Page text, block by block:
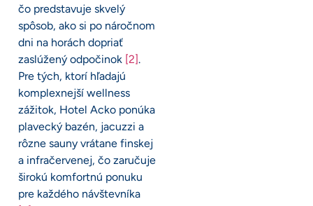
čo predstavuje skvelý
spôsob, ako si po náročnom
dni na horách dopriať
zaslúžený odpočinok [2].
Pre tých, ktorí hľadajú
komplexnejší wellness
zážitok, Hotel Acko ponúka
plavecký bazén, jacuzzi a
rôzne sauny vrátane finskej
a infračervenej, čo zaručuje
širokú komfortnú ponuku
pre každého návštevníka